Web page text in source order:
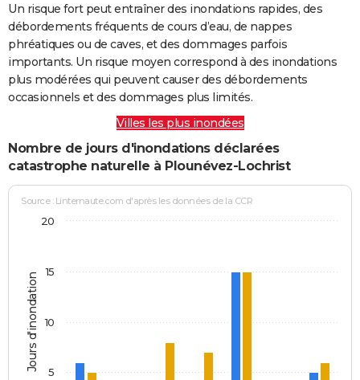
Un risque fort peut entraîner des inondations rapides, des
débordements fréquents de cours d’eau, de nappes
phréatiques ou de caves, et des dommages parfois
importants. Un risque moyen correspond à des inondations
plus modérées qui peuvent causer des débordements
occasionnels et des dommages plus limités.
Villes les plus inondées
Nombre de jours d'inondations déclarées
catastrophe naturelle à Plounévez-Lochrist
Jours d'inondation
Source : Linternaute.com d'après les données de la CCR
5
10
15
20